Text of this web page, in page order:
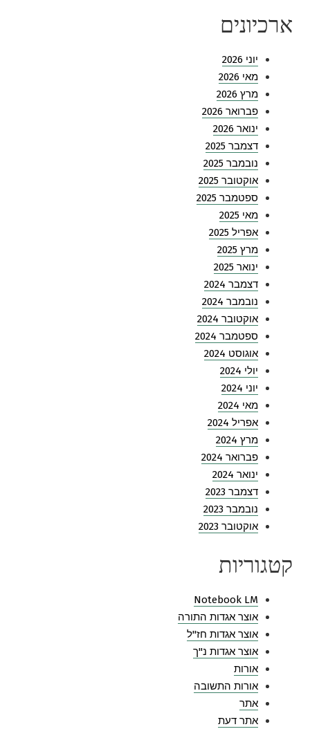
ארכיונים
יוני 2026
מאי 2026
מרץ 2026
פברואר 2026
ינואר 2026
דצמבר 2025
נובמבר 2025
אוקטובר 2025
ספטמבר 2025
מאי 2025
אפריל 2025
מרץ 2025
ינואר 2025
דצמבר 2024
נובמבר 2024
אוקטובר 2024
ספטמבר 2024
אוגוסט 2024
יולי 2024
יוני 2024
מאי 2024
אפריל 2024
מרץ 2024
פברואר 2024
ינואר 2024
דצמבר 2023
נובמבר 2023
אוקטובר 2023
קטגוריות
Notebook LM
אוצר אגדות התורה
אוצר אגדות חז"ל
אוצר אגדות נ"ך
אורות
אורות התשובה
אתר
אתר דעת